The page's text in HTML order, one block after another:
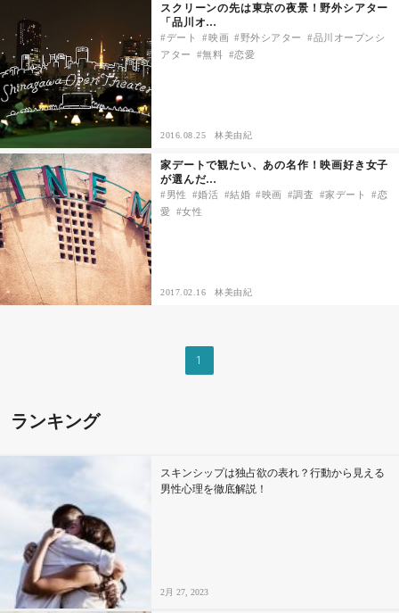
スクリーンの先は東京の夜景！野外シアター
「品川オ…
デート 映画 野外シアター
品川オープンシ
アター
無料 恋愛
2016.08.25 林美由紀
家デートで観たい、あの名作！映画好き女子
が選んだ…
男性 婚活 結婚 映画 調査 家デート
恋
愛
女性
2017.02.16 林美由紀
1
ランキング
スキンシップは独占欲の表れ？行動から見える
男性心理を徹底解説！
2月 27, 2023